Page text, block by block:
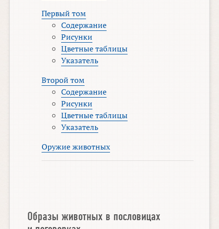
Первый том
Содержание
Рисунки
Цветные таблицы
Указатель
Второй том
Содержание
Рисунки
Цветные таблицы
Указатель
Оружие животных
Образы животных в пословицах